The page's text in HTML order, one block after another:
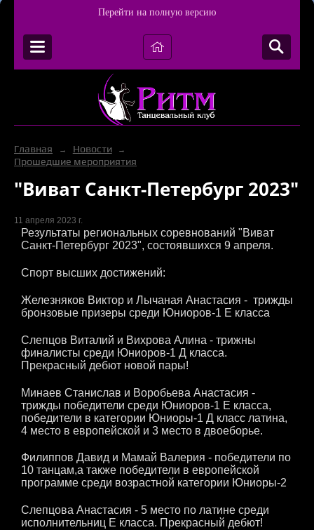
Перейти на полную версию
Главная → Новости →
Прошедшие мероприятия
"Виват Санкт-Петербург 2023"
11 апреля 2023 г.
Результаты региональных соревнований "Виват
Санкт-Петербург 2023", состоявшихся 9 апреля.
Спорт высших достижений:
Железняков Виктор и Лычаная Анастасия - трижды
бронзовые призеры среди Юниоров-1 Е класса
Слепцов Виталий и Вихрова Алина - трижны
финалисты среди Юниоров-1 Д класса.
Прекрасный дебют новой пары!
Минаев Станислав и Воробьева Анастасия -
трижды победители среди Юниоров-1 Е класса,
победители в категории Юниоры-1 Д класс латина,
4 место в европейской и 3 место в двоеборье.
Филиппов Давид и Мамай Валерия - победители по
10 танцам,а также победители в европейской
программе среди возрастной категории Юниоры-2
Слепцова Анастасия - 5 место по латине среди
исполнительниц Е класса. Прекрасный дебют!